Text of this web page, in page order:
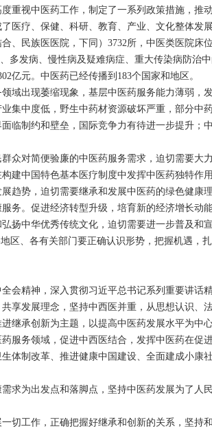
视中医药工作，制定了一系列政策措施，推
医疗、保健、科研、教育、产业、文化整体发
、民族医医院，下同）3732所，中医类医院床位
多发病、慢性病及疑难病症、重大传染病防治
亿元。中医药已经传播到 183个国家和地区。
出现萎缩现象，基层中医药服务能力薄弱，
集中度低，野生中药材资源破坏严重，部分中
临制约和壁垒，国际竞争力有待进一步提升；
对简便验廉的中医药服务需求，迫切需要大
建中国特色基本医疗制度中发挥中医药独特作
势，迫切需要继承和发展中医药的绿色健康
务。促进经济转型升级，培育新的经济增长动
扬中华优秀传统文化，迫切需要进一步普及和
区、各有关部门要正确认识形势，把握机遇，
精神，深入贯彻习近平总书记系列重要讲话
享发展理念，坚持中西医并重，从思想认识、
继承创新为主题，以提高中医药发展水平为中
服务领域，促进中西医结合，发挥中医药在促
体制改革、推进健康中国建设、全面建成小康
为出发点和落脚点，坚持中医药发展为了人
工作，正确把握好继承和创新的关系，坚持